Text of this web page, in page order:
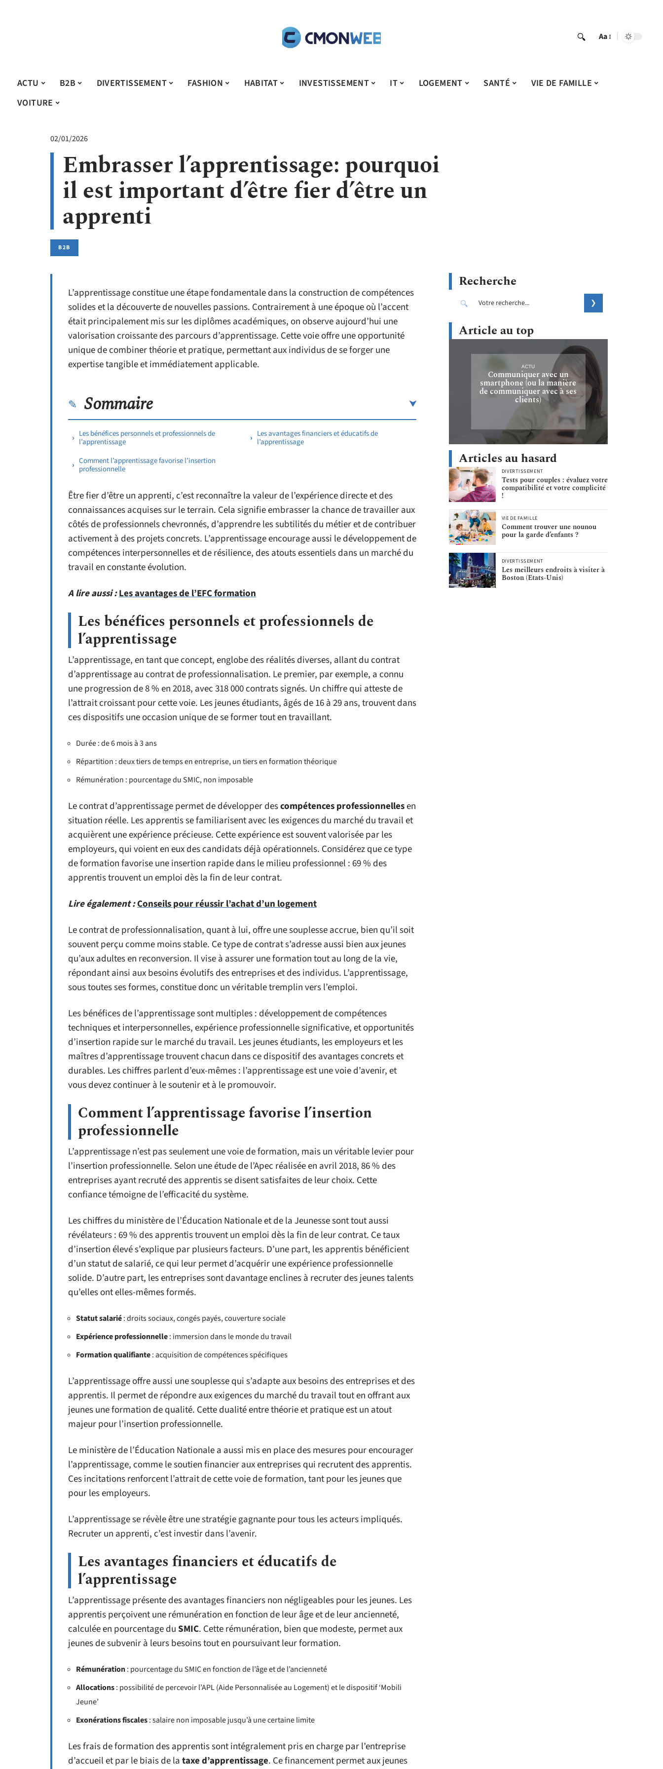
Aa
ACTU B2B DIVERTISSEMENT FASHION HABITAT INVESTISSEMENT IT LOGEMENT SANTÉ
VIE DE FAMILLE
VOITURE
02/01/2026
Embrasser l’apprentissage: pourquoi
il est important d’être fier d’être un
apprenti
B2B
L’apprentissage constitue une étape fondamentale dans la construction de compétences
solides et la découverte de nouvelles passions. Contrairement à une époque où l’accent
était principalement mis sur les diplômes académiques, on observe aujourd’hui une
valorisation croissante des parcours d’apprentissage. Cette voie offre une opportunité
unique de combiner théorie et pratique, permettant aux individus de se forger une
expertise tangible et immédiatement applicable.
Sommaire
Les bénéfices personnels et professionnels de
l’apprentissage
Comment l’apprentissage favorise l’insertion
professionnelle
Les avantages financiers et éducatifs de
l’apprentissage
Être fier d’être un apprenti, c’est reconnaître la valeur de l’expérience directe et des
connaissances acquises sur le terrain. Cela signifie embrasser la chance de travailler aux
côtés de professionnels chevronnés, d’apprendre les subtilités du métier et de contribuer
activement à des projets concrets. L’apprentissage encourage aussi le développement de
compétences interpersonnelles et de résilience, des atouts essentiels dans un marché du
travail en constante évolution.
A lire aussi :Les avantages de l’EFC formation
Les bénéfices personnels et professionnels de
l’apprentissage
L’apprentissage, en tant que concept, englobe des réalités diverses, allant du contrat
d’apprentissage au contrat de professionnalisation. Le premier, par exemple, a connu
une progression de 8 % en 2018, avec 318 000 contrats signés. Un chiffre qui atteste de
l’attrait croissant pour cette voie. Les jeunes étudiants, âgés de 16 à 29 ans, trouvent dans
ces dispositifs une occasion unique de se former tout en travaillant.
Durée : de 6 mois à 3 ans
Répartition : deux tiers de temps en entreprise, un tiers en formation théorique
Rémunération : pourcentage du SMIC, non imposable
Le contrat d’apprentissage permet de développer descompétences professionnellesen
situation réelle. Les apprentis se familiarisent avec les exigences du marché du travail et
acquièrent une expérience précieuse. Cette expérience est souvent valorisée par les
employeurs, qui voient en eux des candidats déjà opérationnels. Considérez que ce type
de formation favorise une insertion rapide dans le milieu professionnel : 69 % des
apprentis trouvent un emploi dès la fin de leur contrat.
Lire également :Conseils pour réussir l’achat d’un logement
Le contrat de professionnalisation, quant à lui, offre une souplesse accrue, bien qu’il soit
souvent perçu comme moins stable. Ce type de contrat s’adresse aussi bien aux jeunes
qu’aux adultes en reconversion. Il vise à assurer une formation tout au long de la vie,
répondant ainsi aux besoins évolutifs des entreprises et des individus. L’apprentissage,
sous toutes ses formes, constitue donc un véritable tremplin vers l’emploi.
Les bénéfices de l’apprentissage sont multiples : développement de compétences
techniques et interpersonnelles, expérience professionnelle significative, et opportunités
d’insertion rapide sur le marché du travail. Les jeunes étudiants, les employeurs et les
maîtres d’apprentissage trouvent chacun dans ce dispositif des avantages concrets et
durables. Les chiffres parlent d’eux-mêmes : l’apprentissage est une voie d’avenir, et
vous devez continuer à le soutenir et à le promouvoir.
Comment l’apprentissage favorise l’insertion
professionnelle
L’apprentissage n’est pas seulement une voie de formation, mais un véritable levier pour
l’insertion professionnelle. Selon une étude de l’Apec réalisée en avril 2018, 86 % des
entreprises ayant recruté des apprentis se disent satisfaites de leur choix. Cette
confiance témoigne de l’efficacité du système.
Les chiffres du ministère de l’Éducation Nationale et de la Jeunesse sont tout aussi
révélateurs : 69 % des apprentis trouvent un emploi dès la fin de leur contrat. Ce taux
d’insertion élevé s’explique par plusieurs facteurs. D’une part, les apprentis bénéficient
d’un statut de salarié, ce qui leur permet d’acquérir une expérience professionnelle
solide. D’autre part, les entreprises sont davantage enclines à recruter des jeunes talents
qu’elles ont elles-mêmes formés.
Statut salarié: droits sociaux, congés payés, couverture sociale
Expérience professionnelle: immersion dans le monde du travail
Formation qualifiante: acquisition de compétences spécifiques
L’apprentissage offre aussi une souplesse qui s’adapte aux besoins des entreprises et des
apprentis. Il permet de répondre aux exigences du marché du travail tout en offrant aux
jeunes une formation de qualité. Cette dualité entre théorie et pratique est un atout
majeur pour l’insertion professionnelle.
Le ministère de l’Éducation Nationale a aussi mis en place des mesures pour encourager
l’apprentissage, comme le soutien financier aux entreprises qui recrutent des apprentis.
Ces incitations renforcent l’attrait de cette voie de formation, tant pour les jeunes que
pour les employeurs.
L’apprentissage se révèle être une stratégie gagnante pour tous les acteurs impliqués.
Recruter un apprenti, c’est investir dans l’avenir.
Les avantages financiers et éducatifs de
l’apprentissage
L’apprentissage présente des avantages financiers non négligeables pour les jeunes. Les
apprentis perçoivent une rémunération en fonction de leur âge et de leur ancienneté,
calculée en pourcentage duSMIC. Cette rémunération, bien que modeste, permet aux
jeunes de subvenir à leurs besoins tout en poursuivant leur formation.
Rémunération: pourcentage du SMIC en fonction de l’âge et de l’ancienneté
Allocations: possibilité de percevoir l’APL (Aide Personnalisée au Logement) et le dispositif ‘Mobili
Jeune’
Exonérations fiscales: salaire non imposable jusqu’à une certaine limite
Les frais de formation des apprentis sont intégralement pris en charge par l’entreprise
d’accueil et par le biais de lataxe d’apprentissage. Ce financement permet aux jeunes
Recherche
Article au top
ACTU
Communiquer avec un
smartphone (ou la manière
de communiquer avec à ses
clients)
Articles au hasard
DIVERTISSEMENT
Tests pour couples : évaluez votre
compatibilité et votre complicité
!
VIE DE FAMILLE
Comment trouver une nounou
pour la garde d’enfants ?
DIVERTISSEMENT
Les meilleurs endroits à visiter à
Boston (Etats-Unis)